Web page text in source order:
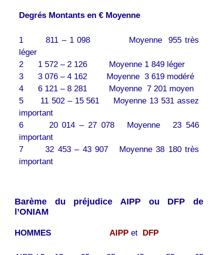
Degrés Montants en € Moyenne
1 811 – 1 098 Moyenne 955 très
léger
2 1 572 – 2 126 Moyenne 1 849 léger
3 3 076 – 4 162 Moyenne 3 619 modéré
4 6 121 – 8 281 Moyenne 7 201 moyen
5 11 502 – 15 561 Moyenne 13 531 assez
important
6 20 014 – 27 078 Moyenne 23 546
important
7 32 453 – 43 907 Moyenne 38 180 très
important
Barème du préjudice AIPP ou DFP de
l’ONIAM
HOMMES AIPP et DFP